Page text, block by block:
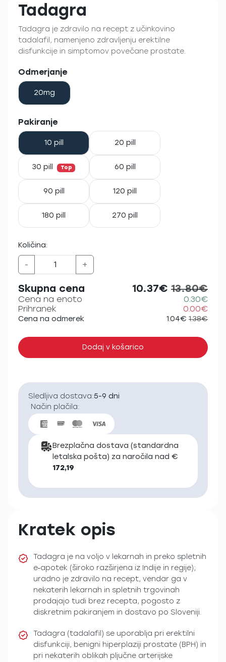
Tadagra
Tadagra je zdravilo na recept z učinkovino
tadalafil, namenjeno zdravljenju erektilne
disfunkcije in simptomov povečane prostate.
Odmerjanje
20mg
Pakiranje
10 pill 20 pill
30 pill Top 60 pill
90 pill 120 pill
180 pill 270 pill
Količina:
- +
Skupna cena 10.37€ 13.80€
Cena na enoto
0.30€
Prihranek
0.00€
Cena na odmerek 1.04€ 1.38€
Dodaj v košarico
Sledljiva dostava:5-9 dni
Način plačila:
Brezplačna dostava (standardna
letalska pošta) za naročila nad €
172,19
Kratek opis
Tadagra je na voljo v lekarnah in preko spletnih
e‑apotek (široko razširjena iz Indije in regije);
uradno je zdravilo na recept, vendar ga v
nekaterih lekarnah in spletnih trgovinah
prodajajo tudi brez recepta, pogosto z
diskretnim pakiranjem in dostavo po Sloveniji.
Tadagra (tadalafil) se uporablja pri erektilni
disfunkciji, benigni hiperplaziji prostate (BPH) in
pri nekaterih oblikah pljučne arterijske